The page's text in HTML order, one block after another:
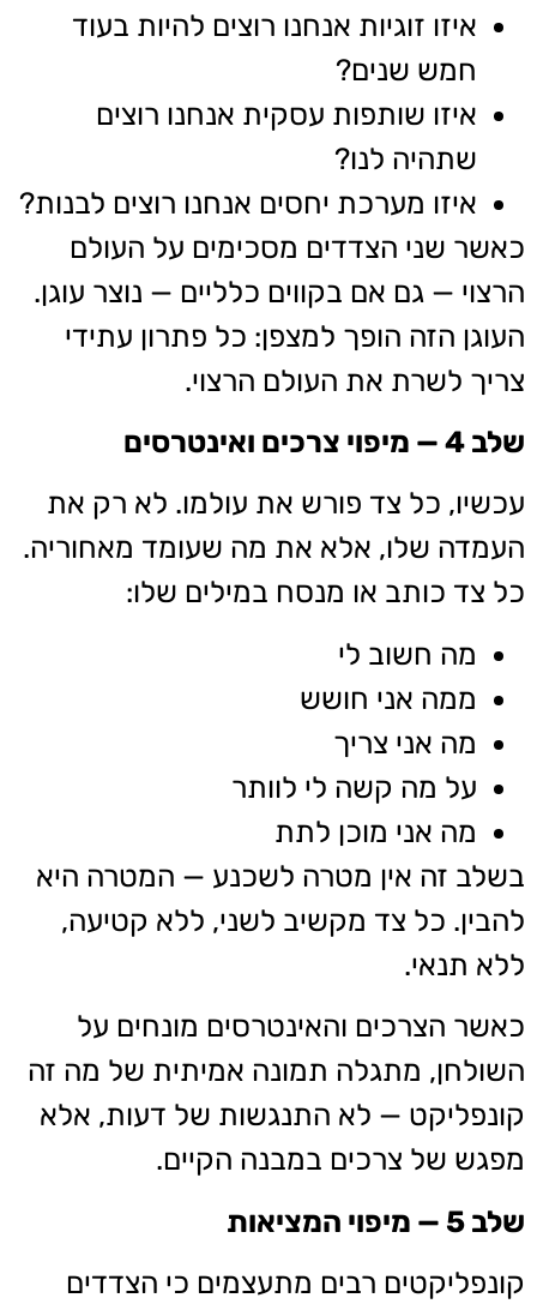
איזו זוגיות אנחנו רוצים להיות בעוד
חמש שנים?
איזו שותפות עסקית אנחנו רוצים
שתהיה לנו?
איזו מערכת יחסים אנחנו רוצים לבנות?
כאשר שני הצדדים מסכימים על העולם
הרצוי — גם אם בקווים כלליים — נוצר עוגן.
העוגן הזה הופך למצפן: כל פתרון עתידי
צריך לשרת את העולם הרצוי.
שלב 4 — מיפוי צרכים ואינטרסים
עכשיו, כל צד פורש את עולמו. לא רק את
העמדה שלו, אלא את מה שעומד מאחוריה.
כל צד כותב או מנסח במילים שלו:
מה חשוב לי
ממה אני חושש
מה אני צריך
על מה קשה לי לוותר
מה אני מוכן לתת
בשלב זה אין מטרה לשכנע — המטרה היא
להבין. כל צד מקשיב לשני, ללא קטיעה,
ללא תנאי.
כאשר הצרכים והאינטרסים מונחים על
השולחן, מתגלה תמונה אמיתית של מה זה
קונפליקט — לא התנגשות של דעות, אלא
מפגש של צרכים במבנה הקיים.
שלב 5 — מיפוי המציאות
קונפליקטים רבים מתעצמים כי הצדדים